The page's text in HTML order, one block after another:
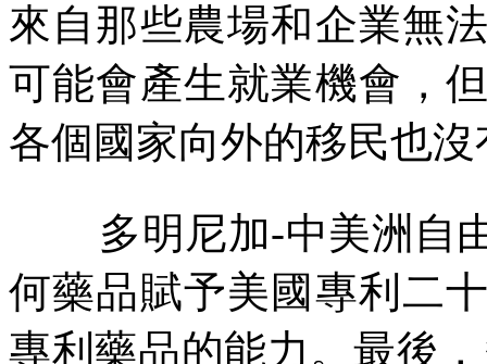
來自那些農場和企業無
可能會產生就業機會，
各個國家向外的移民也
多明尼加-中美洲自
何藥品賦予美國專利二
專利藥品的能力。最後